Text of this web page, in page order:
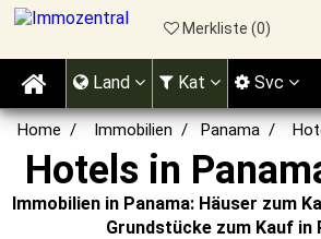
Home Immobilien Panama
Hotels in
Immobilien in Panama: Häuser zum
Grundstücke zum Kauf in
Merkliste (0)
Land Kat Svc